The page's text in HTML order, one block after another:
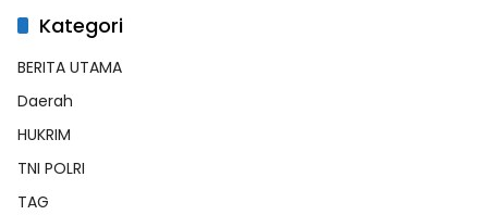
Kategori
BERITA UTAMA
Daerah
HUKRIM
TNI POLRI
TAG